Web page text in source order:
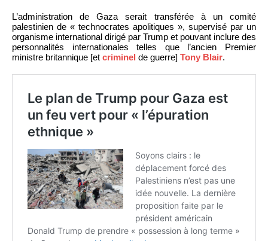
L’administration de Gaza serait transférée à un comité
palestinien de « technocrates apolitiques », supervisé par un
organisme international dirigé par Trump et pouvant inclure des
personnalités internationales telles que l’ancien Premier
ministre britannique [et criminel de guerre] Tony Blair.